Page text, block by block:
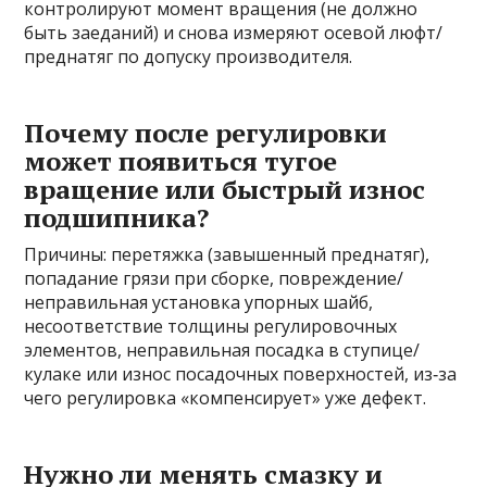
контролируют момент вращения (не должно
быть заеданий) и снова измеряют осевой люфт/
преднатяг по допуску производителя.
Почему после регулировки
может появиться тугое
вращение или быстрый износ
подшипника?
Причины: перетяжка (завышенный преднатяг),
попадание грязи при сборке, повреждение/
неправильная установка упорных шайб,
несоответствие толщины регулировочных
элементов, неправильная посадка в ступице/
кулаке или износ посадочных поверхностей, из‑за
чего регулировка «компенсирует» уже дефект.
Нужно ли менять смазку и